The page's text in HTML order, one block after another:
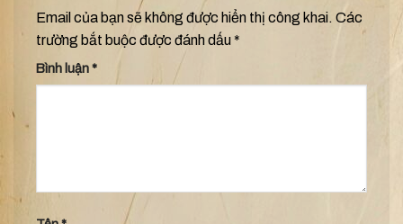
Email của bạn sẽ không được hiển thị công khai. Các
trường bắt buộc được đánh dấu*
Bình luận*